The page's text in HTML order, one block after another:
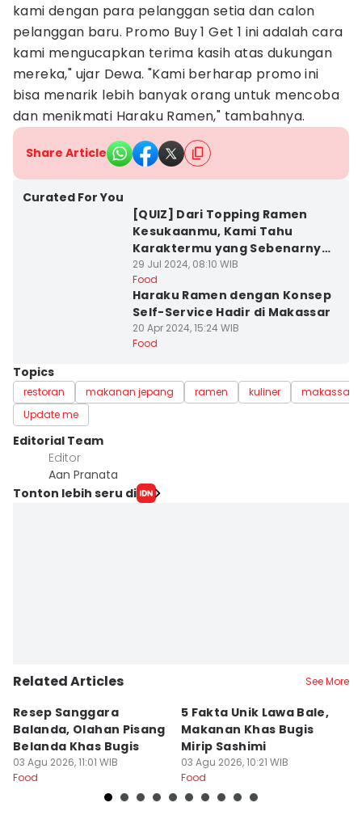
kami dengan para pelanggan setia dan calon
pelanggan baru. Promo Buy 1 Get 1 ini adalah cara
kami mengucapkan terima kasih atas dukungan
mereka," ujar Dewa. "Kami berharap promo ini
bisa menarik lebih banyak orang untuk mencoba
dan menikmati Haraku Ramen," tambahnya.
Share Article
Curated For You
[QUIZ] Dari Topping Ramen
Kesukaanmu, Kami Tahu
Karaktermu yang Sebenarnya
Lho!
29 Jul 2024, 08:10 WIB
Food
Haraku Ramen dengan Konsep
Self-Service Hadir di Makassar
20 Apr 2024, 15:24 WIB
Food
Topics
restoran makanan jepang ramen kuliner
makassar
Update me
Editorial Team
Editor
Aan Pranata
Tonton lebih seru di
Related Articles See More
Resep Sanggara
Balanda, Olahan Pisang
Belanda Khas Bugis
03 Agu 2026, 11:01 WIB
Food
5 Fakta Unik Lawa Bale,
Makanan Khas Bugis
Mirip Sashimi
03 Agu 2026, 10:21 WIB
Food